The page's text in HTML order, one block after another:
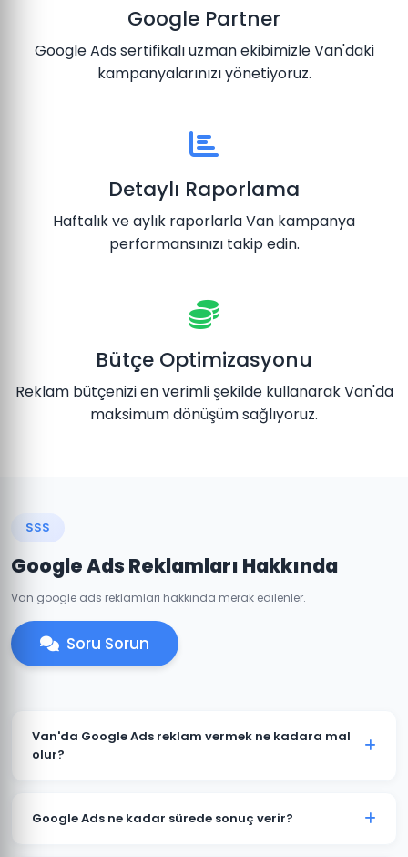
Google Partner
Google Ads sertifikalı uzman ekibimizle Van'daki
kampanyalarınızı yönetiyoruz.
Detaylı Raporlama
Haftalık ve aylık raporlarla Van kampanya
performansınızı takip edin.
Bütçe Optimizasyonu
Reklam bütçenizi en verimli şekilde kullanarak Van'da
maksimum dönüşüm sağlıyoruz.
SSS
Google Ads Reklamları Hakkında
Van google ads reklamları hakkında merak edilenler.
Soru Sorun
Van'da Google Ads reklam vermek ne kadara mal
olur?
hedef kitlenize göre değişir. Van'daki işletmeniz için
Google Ads ne kadar sürede sonuç verir?